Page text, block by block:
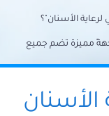
لرعاية الأسنان"؟
مميزة تضم جميع
تحت سقف واحد،
شاملًا لجميع
الأسنان